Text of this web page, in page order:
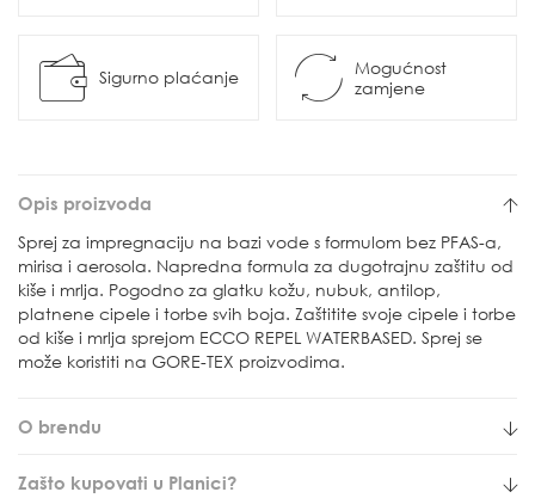
Sigurno plaćanje
Mogućnost
zamjene
Opis proizvoda
Sprej za impregnaciju na bazi vode s formulom bez PFAS-a,
mirisa i aerosola. Napredna formula za dugotrajnu zaštitu od
kiše i mrlja. Pogodno za glatku kožu, nubuk, antilop,
platnene cipele i torbe svih boja. Zaštitite svoje cipele i torbe
od kiše i mrlja sprejom ECCO REPEL WATERBASED. Sprej se
može koristiti na GORE-TEX proizvodima.
O brendu
Zašto kupovati u Planici?